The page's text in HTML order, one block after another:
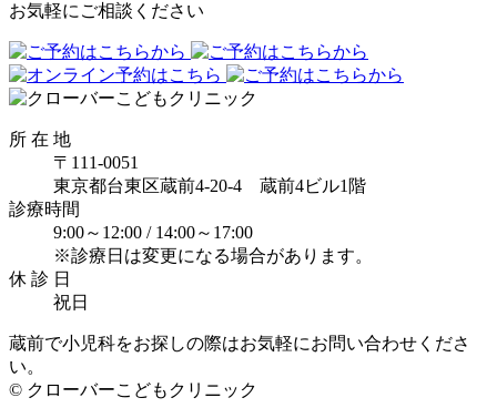
お気軽にご相談ください
所 在 地
〒111-0051
東京都台東区蔵前4-20-4 蔵前4ビル1階
診療時間
9:00～12:00 / 14:00～17:00
※診療日は変更になる場合があります。
休 診 日
祝日
蔵前で小児科をお探しの際はお気軽にお問い合わせくださ
い。
© クローバーこどもクリニック